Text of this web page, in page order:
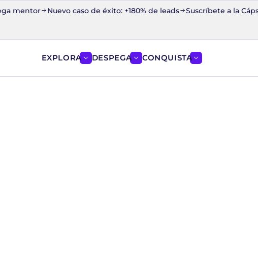
mentor Nuevo caso de éxito: +180% de leads Suscríbete a la
EXPLORAMostrar el menú de EXPLORA
DESPEGAMostrar el menú de DESPEGA
CONQUISTAMostrar el menú